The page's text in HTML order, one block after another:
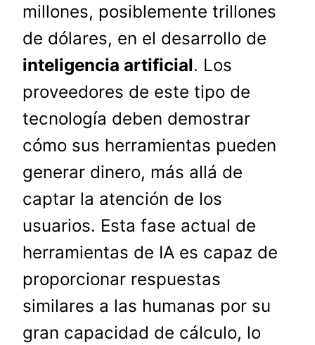
millones, posiblemente trillones
de dólares, en el desarrollo de
inteligencia artificial. Los
proveedores de este tipo de
tecnología deben demostrar
cómo sus herramientas pueden
generar dinero, más allá de
captar la atención de los
usuarios. Esta fase actual de
herramientas de IA es capaz de
proporcionar respuestas
similares a las humanas por su
gran capacidad de cálculo, lo